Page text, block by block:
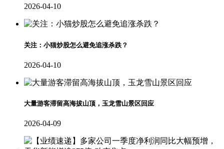
2026-04-10
关注：小猫炒股怎么避免追涨杀跌？
2026-04-10
大量游客滞留高海拔山顶，玉龙雪山景区回应
2026-04-09